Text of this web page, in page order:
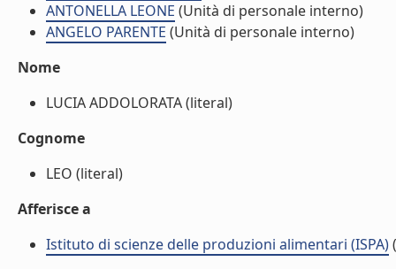
ANTONELLA LEONE (Unità di personale interno)
ANGELO PARENTE (Unità di personale interno)
Nome
LUCIA ADDOLORATA (literal)
Cognome
LEO (literal)
Afferisce a
Istituto di scienze delle produzioni alimentari (ISPA)